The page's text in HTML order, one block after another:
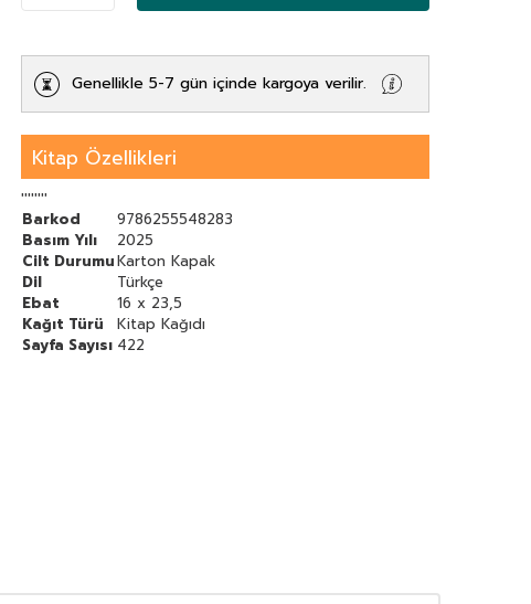
Genellikle 5-7 gün içinde kargoya verilir.
Kitap Özellikleri
''''''''
Barkod
9786255548283
Basım Yılı
2025
Cilt DurumuKarton Kapak
Dil
Türkçe
Ebat
16 x 23,5
Kağıt Türü
Kitap Kağıdı
Sayfa Sayısı 422